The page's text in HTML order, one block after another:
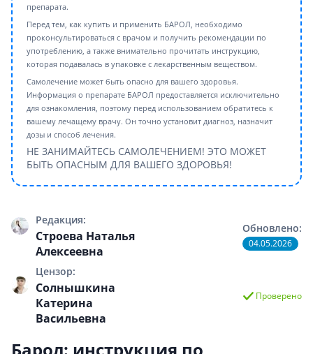
препарата.
Перед тем, как купить и применить БАРОЛ, необходимо
проконсультироваться с врачом и получить рекомендации по
употреблению, а также внимательно прочитать инструкцию,
которая подавалась в упаковке с лекарственным веществом.
Самолечение может быть опасно для вашего здоровья.
Информация о препарате БАРОЛ предоставляется исключительно
для ознакомления, поэтому перед использованием обратитесь к
вашему лечащему врачу. Он точно установит диагноз, назначит
дозы и способ лечения.
НЕ ЗАНИМАЙТЕСЬ САМОЛЕЧЕНИЕМ! ЭТО МОЖЕТ
БЫТЬ ОПАСНЫМ ДЛЯ ВАШЕГО ЗДОРОВЬЯ!
Редакция:
Строева Наталья
Алексеевна
Цензор:
Солнышкина
Катерина
Васильевна
Обновлено:
04.05.2026
Проверено